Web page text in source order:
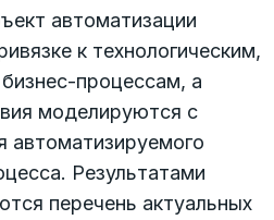
автоматизации
к технологическим,
процессам, а
моделируются с
автоматизируемого
Результатами
перечень актуальных